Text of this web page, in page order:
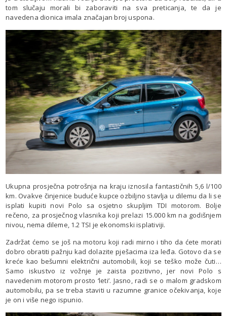
tom slučaju morali bi zaboraviti na sva preticanja, te da je
navedena dionica imala značajan broj uspona.
Ukupna prosječna potrošnja na kraju iznosila fantastičnih 5,6 l/100
km. Ovakve činjenice buduće kupce ozbiljno stavlja u dilemu da li se
isplati kupiti novi Polo sa osjetno skupljim TDI motorom. Bolje
rečeno, za prosječnog vlasnika koji prelazi 15.000 km na godišnjem
nivou, nema dileme, 1.2 TSI je ekonomski isplativiji.
Zadržat ćemo se još na motoru koji radi mirno i tiho da ćete morati
dobro obratiti pažnju kad dolazite pješacima iza leđa. Gotovo da se
kreće kao bešumni električni automobili, koji se teško može čuti…
Samo iskustvo iz vožnje je zaista pozitivno, jer novi Polo s
navedenim motorom prosto ‘leti’. Jasno, radi se o malom gradskom
automobilu, pa se treba staviti u razumne granice očekivanja, koje
je on i više nego ispunio.